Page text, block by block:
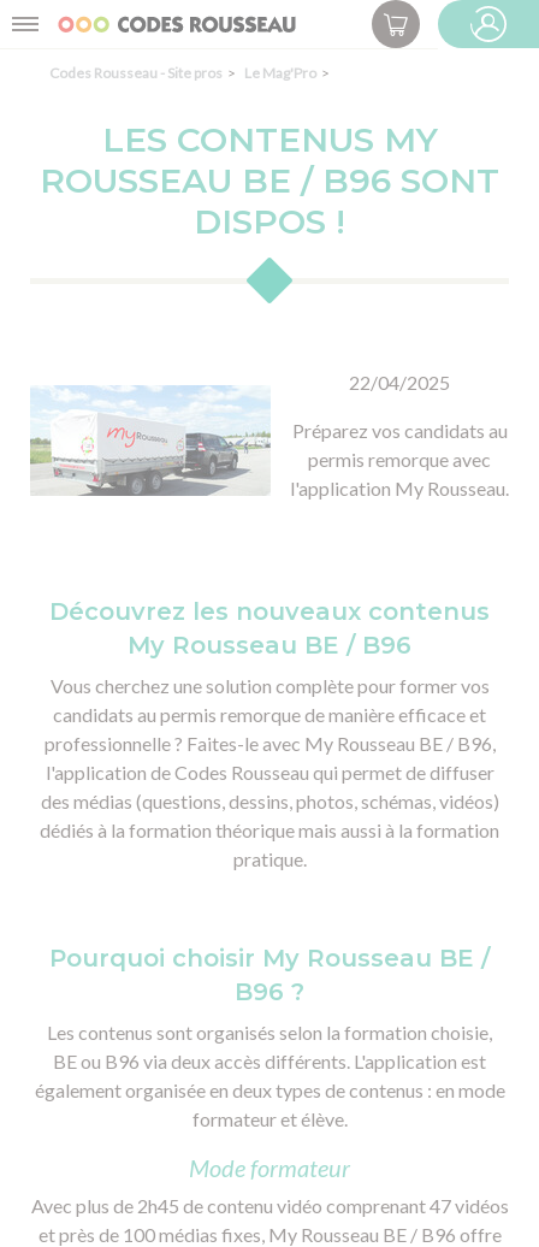
Menu
Codes Rousseau - Site pros Le Mag'Pro
LES CONTENUS MY
ROUSSEAU BE / B96 SONT
DISPOS !
22/04/2025
Préparez vos candidats au
permis remorque avec
l'application My Rousseau.
Découvrez les nouveaux contenus
My Rousseau BE / B96
Vous cherchez une solution complète pour former vos
candidats au permis remorque de manière efficace et
professionnelle ? Faites-le avec My Rousseau BE / B96,
l'application de Codes Rousseau qui permet de diffuser
des médias (questions, dessins, photos, schémas, vidéos)
dédiés à la formation théorique mais aussi à la formation
pratique.
Pourquoi choisir My Rousseau BE /
B96 ?
Les contenus sont organisés selon la formation choisie,
BE ou B96 via deux accès différents. L'application est
également organisée en deux types de contenus : en mode
formateur et élève.
Mode formateur
Avec plus de 2h45 de contenu vidéo comprenant 47 vidéos
et près de 100 médias fixes, My Rousseau BE / B96 offre
Panneau de gestion des cookies